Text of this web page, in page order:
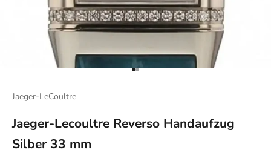
Gehe zu Element 1
Gehe zu Element 2
Jaeger-LeCoultre
Jaeger-Lecoultre Reverso Handaufzug
Silber 33 mm